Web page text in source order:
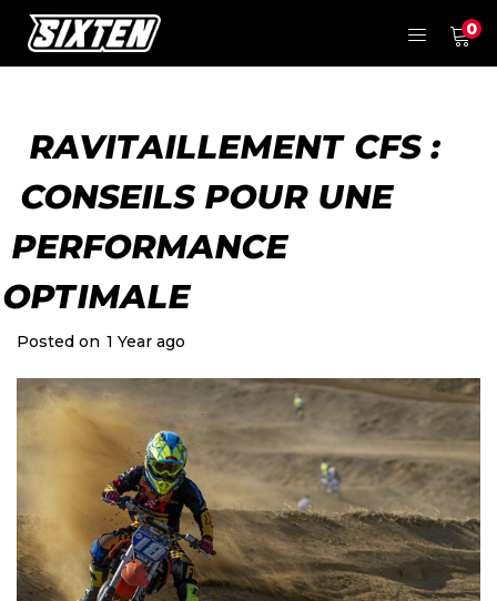
0
RAVITAILLEMENT CFS :
CONSEILS POUR UNE
PERFORMANCE
OPTIMALE
Posted on 1 Year ago